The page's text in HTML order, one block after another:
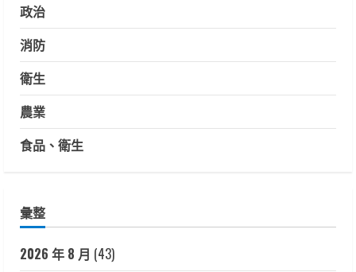
政治
消防
衛生
農業
食品、衛生
彙整
2026 年 8 月 (43)